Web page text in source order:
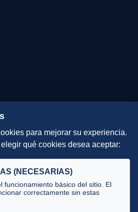
para mejorar su experiencia.
qué cookies desea aceptar:
(NECESARIAS)
funcionamiento básico del sitio. El
correctamente sin estas